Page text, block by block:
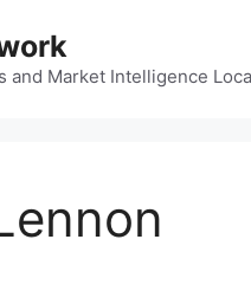
and Market Intelligence